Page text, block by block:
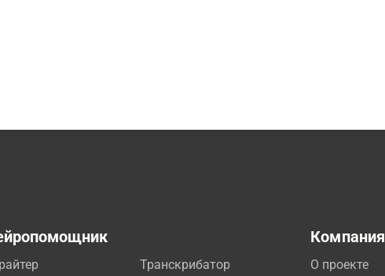
Транскрибатор
Компания
О проекте